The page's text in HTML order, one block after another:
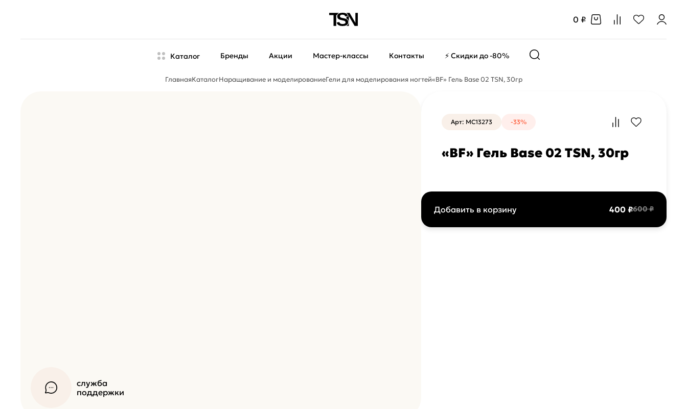
0 ₽
Каталог Бренды Акции Мастер-классы Контакты ⚡ Скидки до -80%
ГлавнаяКаталогНаращивание и моделированиеГели для моделирования ногтей«BF» Гель Base 02 TSN, 30гр
служба
поддержки
Арт: MC13273 -33%
«BF» Гель Base 02 TSN, 30гр
Добавить в корзину 400 ₽600 ₽